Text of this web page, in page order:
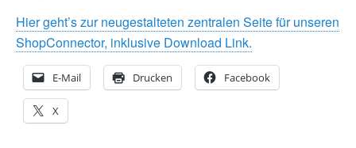
Hier geht’s zur neugestalteten zentralen Seite für unseren
ShopConnector, inklusive Download Link.
E-Mail Drucken Facebook
X